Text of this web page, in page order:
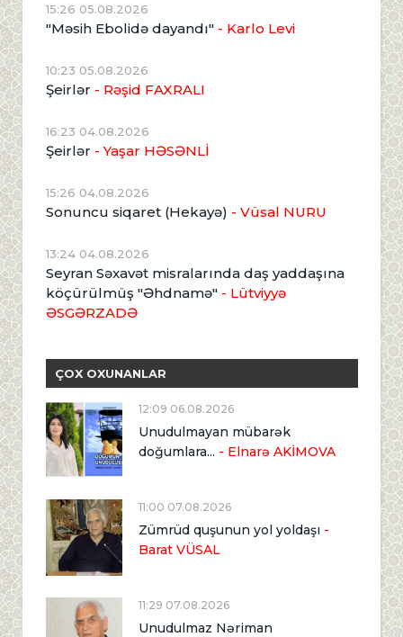
15:26 05.08.2026
"Məsih Ebolidə dayandı" - Karlo Levi
10:23 05.08.2026
Şeirlər - Rəşid FAXRALI
16:23 04.08.2026
Şeirlər - Yaşar HƏSƏNLİ
15:26 04.08.2026
Sonuncu siqaret (Hekayə) - Vüsal NURU
13:24 04.08.2026
Seyran Səxavət misralarında daş yaddaşına
köçürülmüş "Əhdnamə" - Lütviyyə
ƏSGƏRZADƏ
ÇOX OXUNANLAR
12:09 06.08.2026
Unudulmayan mübarək
doğumlara... - Elnarə AKİMOVA
11:00 07.08.2026
Zümrüd quşunun yol yoldaşı -
Barat VÜSAL
11:29 07.08.2026
Unudulmaz Nəriman